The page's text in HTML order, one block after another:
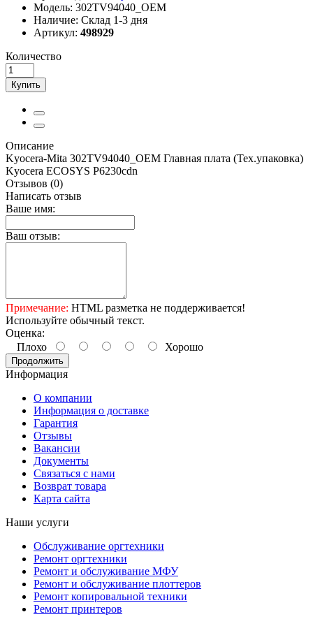
Модель: 302TV94040_OEM
Наличие: Склад 1-3 дня
Артикул: 498929
Количество
Купить
Описание
Kyocera-Mita 302TV94040_OEM Главная плата (Тех.упаковка)
Kyocera ECOSYS P6230cdn
Отзывов (0)
Написать отзыв
Ваше имя:
Ваш отзыв:
Примечание: HTML разметка не поддерживается!
Используйте обычный текст.
Оценка:
Плохо
Хорошо
Продолжить
Информация
О компании
Информация о доставке
Гарантия
Отзывы
Вакансии
Документы
Связаться с нами
Возврат товара
Карта сайта
Наши услуги
Обслуживание оргтехники
Ремонт оргтехники
Ремонт и обслуживание МФУ
Ремонт и обслуживание плоттеров
Ремонт копировальной техники
Ремонт принтеров